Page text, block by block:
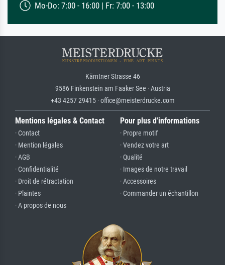
Mo-Do: 7:00 - 16:00 | Fr: 7:00 - 13:00
Kärntner Strasse 46
9586 Finkenstein am Faaker See · Austria
+43 4257 29415 · office@meisterdrucke.com
Mentions légales & Contact
· Contact
· Mention légales
· AGB
· Confidentialité
· Droit de rétractation
· Plaintes
· A propos de nous
Pour plus d'informations
· Propre motif
· Vendez votre art
· Qualité
· Images de notre travail
· Accessoires
· Commander un échantillon